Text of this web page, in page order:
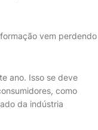
vem perdendo
ano. Isso se deve
como
da indústria